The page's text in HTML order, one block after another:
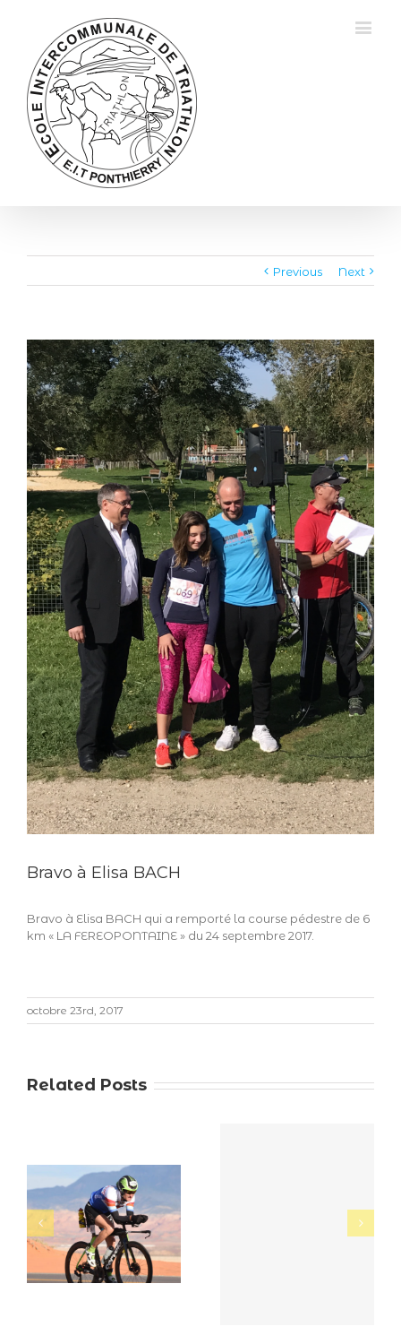
Previous Next
View
Larger
Image
Bravo à Elisa BACH
Bravo à Elisa BACH qui a remporté la course pédestre de 6
km « LA FEREOPONTAINE » du 24 septembre 2017.
octobre 23rd, 2017
Related Posts
Seine-et-Marne. Franck
Escomel, l’iron-man de
Ponthierry
BRAVO À NOTRE